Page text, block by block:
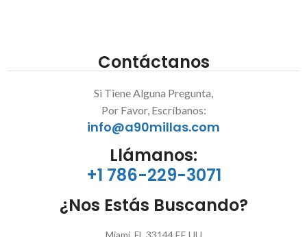
Contáctanos
Si Tiene Alguna Pregunta,
Por Favor, Escríbanos:
info@a90millas.com
Llámanos:
+1 786-229-3071
¿Nos Estás Buscando?
Miami, FL 33144 EE.UU